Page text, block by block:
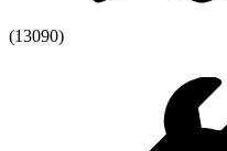
(13090)